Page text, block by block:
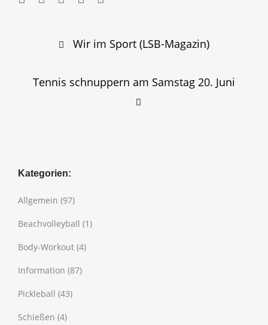
Wir im Sport (LSB-Magazin)
Tennis schnuppern am Samstag 20. Juni
Kategorien:
Allgemein (97)
Beachvolleyball (1)
Body-Workout (4)
Information (87)
Pickleball (43)
Schießen (4)